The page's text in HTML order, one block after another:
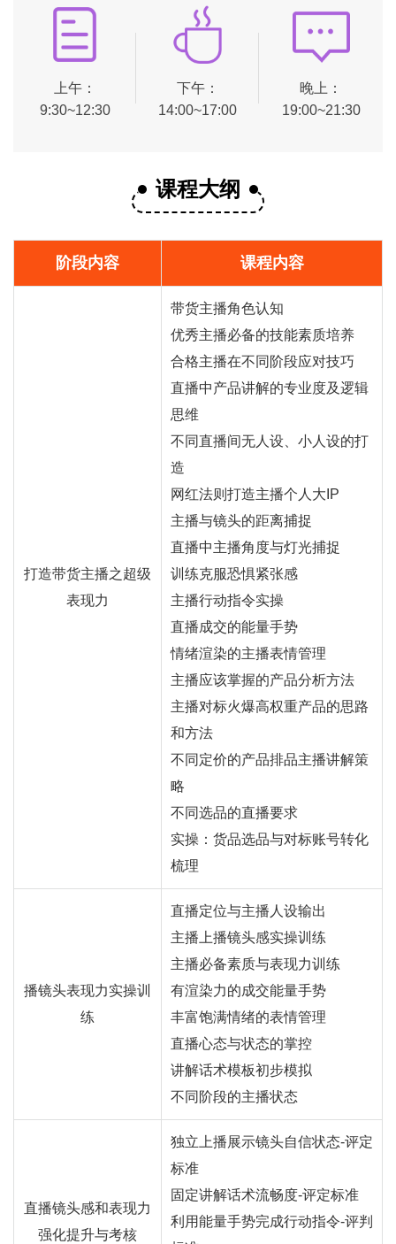
上午：
9:30~12:30
下午：
14:00~17:00
晚上：
19:00~21:30
课程大纲
阶段内容 课程内容
打造带货主播之超级
表现力
带货主播角色认知
优秀主播必备的技能素质培养
合格主播在不同阶段应对技巧
直播中产品讲解的专业度及逻辑
思维
不同直播间无人设、小人设的打
造
网红法则打造主播个人大IP
主播与镜头的距离捕捉
直播中主播角度与灯光捕捉
训练克服恐惧紧张感
主播行动指令实操
直播成交的能量手势
情绪渲染的主播表情管理
主播应该掌握的产品分析方法
主播对标火爆高权重产品的思路
和方法
不同定价的产品排品主播讲解策
略
不同选品的直播要求
实操：货品选品与对标账号转化
梳理
播镜头表现力实操训
练
直播定位与主播人设输出
主播上播镜头感实操训练
主播必备素质与表现力训练
有渲染力的成交能量手势
丰富饱满情绪的表情管理
直播心态与状态的掌控
讲解话术模板初步模拟
不同阶段的主播状态
直播镜头感和表现力
强化提升与考核
独立上播展示镜头自信状态-评定
标准
固定讲解话术流畅度-评定标准
利用能量手势完成行动指令-评判